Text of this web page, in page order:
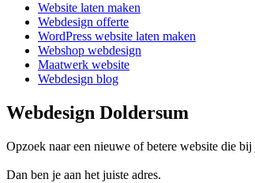
Website laten maken
Webdesign offerte
WordPress website laten maken
Webshop webdesign
Maatwerk website
Webdesign blog
Webdesign Doldersum
Opzoek naar een nieuwe of betere website die
Dan ben je aan het juiste adres.